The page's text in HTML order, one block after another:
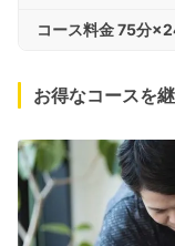
コース料金 75分
お得なコースを